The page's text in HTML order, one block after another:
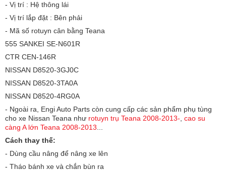
- Vị trí : Hệ thông lái
- Vị trí lắp đặt : Bên phải
- Mã số rotuyn cân bằng Teana
555 SANKEI SE-N601R
CTR CEN-146R
NISSAN D8520-3GJ0C
NISSAN D8520-3TA0A
NISSAN D8520-4RG0A
- Ngoài ra, Engi Auto Parts còn cung cấp các sản phẩm phụ tùng
cho xe Nissan Teana như rotuyn trụ Teana 2008-2013- cao su
càng A lớn Teana 2008-2013
Cách thay thế:
- Dùng cầu nâng để nâng xe lên
- Tháo bánh xe và chắn bùn ra